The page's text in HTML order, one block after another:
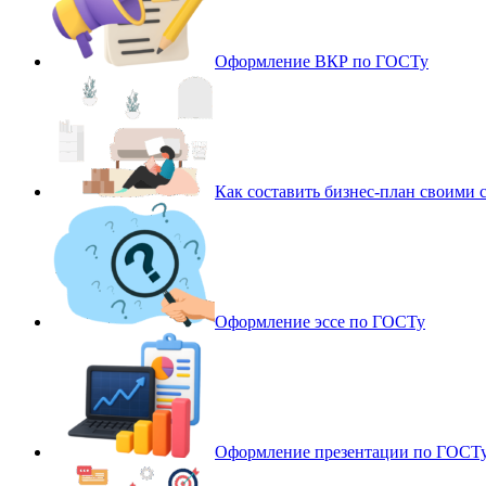
Оформление ВКР по ГОСТу
Как составить бизнес-план своими
Оформление эссе по ГОСТу
Оформление презентации по